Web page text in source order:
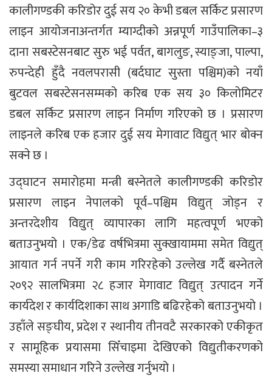
कालीगण्डकी करिडोर दुई सय २० केभी डबल सर्किट प्रसारण
लाइन आयोजनाअन्तर्गत म्याग्दीको अन्नपूर्ण गाउँपालिका–३
दाना सबस्टेसनबाट सुरु भई पर्वत, बागलुङ, स्याङ्जा, पाल्पा,
रुपन्देही हुँदै नवलपरासी (बर्दघाट सुस्ता पश्चिम)को नयाँ
बुटवल सबस्टेसनसम्मको करिब एक सय ३० किलोमिटर
डबल सर्किट प्रसारण लाइन निर्माण गरिएको छ । प्रसारण
लाइनले करिब एक हजार दुई सय मेगावाट विद्युत् भार बोक्न
सक्ने छ ।
उद्घाटन समारोहमा मन्त्री बस्नेतले कालीगण्डकी करिडोर
प्रसारण लाइन नेपालको पूर्व–पश्चिम विद्युत् जोड्न र
अन्तरदेशीय विद्युत् व्यापारका लागि महत्वपूर्ण भएको
बताउनुभयो । एक/डेढ वर्षभित्रमा सुक्खायाममा समेत विद्युत्
आयात गर्न नपर्ने गरी काम गरिरहेको उल्लेख गर्दै बस्नेतले
२०९२ सालभित्रमा २८ हजार मेगावाट विद्युत् उत्पादन गर्ने
कार्यदेश र कार्यदिशाका साथ अगाडि बढिरहेको बताउनुभयो ।
उहाँले सङ्घीय, प्रदेश र स्थानीय तीनवटै सरकारको एकीकृत
र सामूहिक प्रयासमा सिँचाइमा देखिएको विद्युतीकरणको
समस्या समाधान गरिने उल्लेख गर्नुभयो ।